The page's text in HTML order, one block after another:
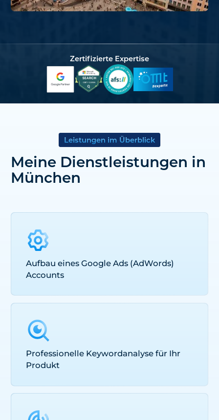
Zertifizierte Expertise
Leistungen im Überblick
Meine Dienstleistungen in
München
Aufbau eines Google Ads (AdWords)
Accounts
Professionelle Keywordanalyse für Ihr
Produkt